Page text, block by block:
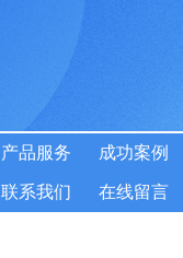
产品服务 成功案例
联系我们 在线留言